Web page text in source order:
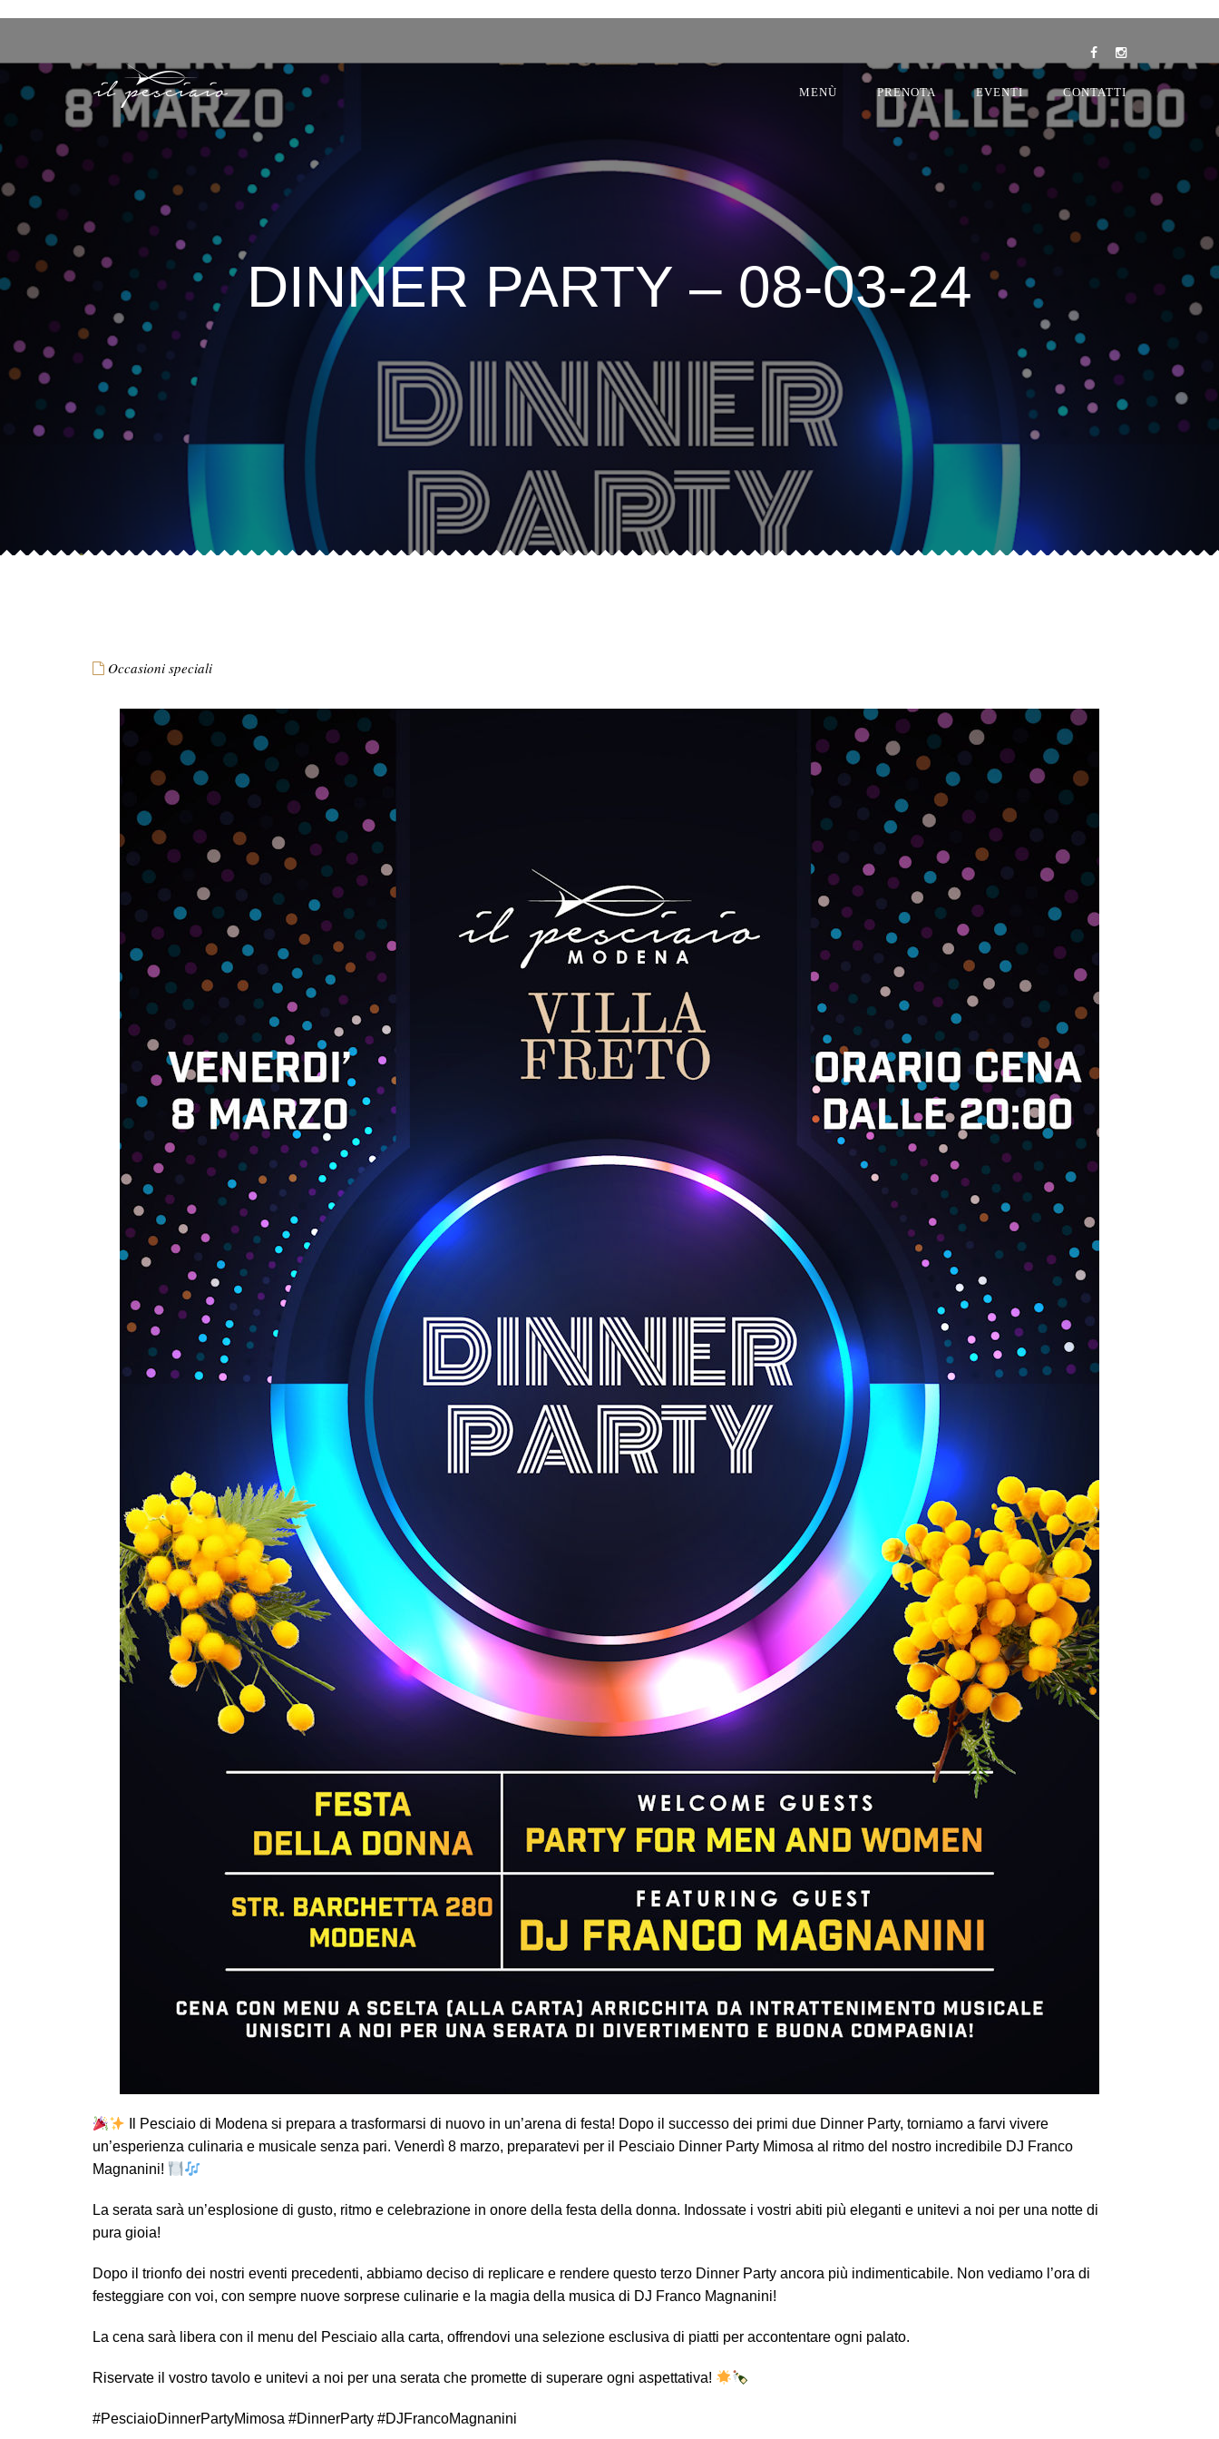
MENÙ PRENOTA EVENTI CONTATTI
DINNER PARTY – 08-03-24
Occasioni speciali
Il Pesciaio di Modena si prepara a trasformarsi di nuovo in un’arena di festa! Dopo il successo dei primi due Dinner Party, torniamo a farvi vivere
un’esperienza culinaria e musicale senza pari. Venerdì 8 marzo, preparatevi per il Pesciaio Dinner Party Mimosa al ritmo del nostro incredibile DJ Franco
Magnanini!
La serata sarà un’esplosione di gusto, ritmo e celebrazione in onore della festa della donna. Indossate i vostri abiti più eleganti e unitevi a noi per una notte di
pura gioia!
Dopo il trionfo dei nostri eventi precedenti, abbiamo deciso di replicare e rendere questo terzo Dinner Party ancora più indimenticabile. Non vediamo l’ora di
festeggiare con voi, con sempre nuove sorprese culinarie e la magia della musica di DJ Franco Magnanini!
La cena sarà libera con il menu del Pesciaio alla carta, offrendovi una selezione esclusiva di piatti per accontentare ogni palato.
Riservate il vostro tavolo e unitevi a noi per una serata che promette di superare ogni aspettativa!
#PesciaioDinnerPartyMimosa #DinnerParty #DJFrancoMagnanini